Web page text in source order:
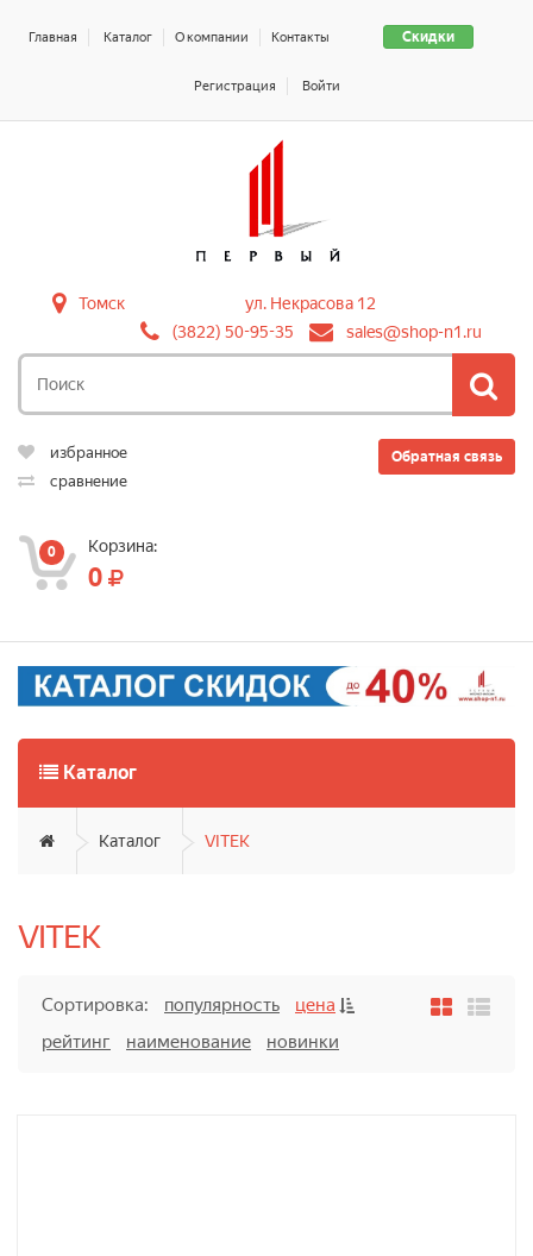
Скидки
Главная Каталог О компании Контакты
Регистрация Войти
Томск
ул. Некрасова 12
(3822) 50-95-35
sales@shop-n1.ru
Обратная связь
избранное
сравнение
0 Корзина:
0
Каталог
Каталог VITEK
VITEK
Сортировка: популярность
цена
рейтинг
наименование новинки